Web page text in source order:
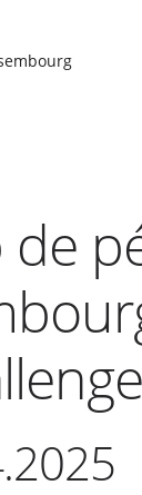
de